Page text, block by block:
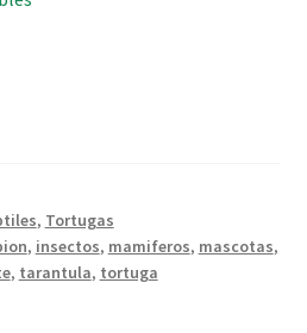
, Tortugas
, insectos, mamiferos, mascotas,
, tarantula, tortuga